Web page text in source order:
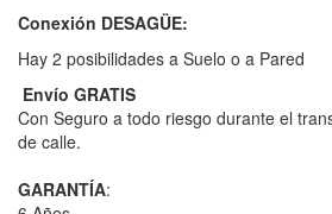
Conexión DESAGÜE:
Hay 2 posibilidades a Suelo o a Pared
Envío GRATIS
Con Seguro a todo riesgo durante el
de calle.
GARANTÍA: